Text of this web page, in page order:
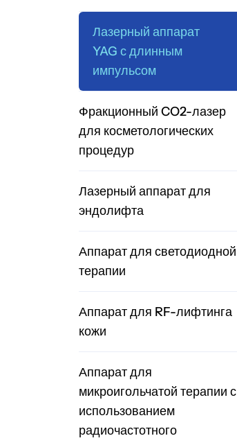
Лазерный аппарат
YAG с длинным
импульсом
Фракционный CO2-лазер
для косметологических
процедур
Лазерный аппарат для
эндолифта
Аппарат для светодиодной
терапии
Аппарат для RF-лифтинга
кожи
Аппарат для
микроигольчатой ​​терапии с
использованием
радиочастотного